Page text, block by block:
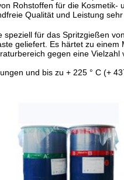
Rohstoffen für die Kosmetik-
Qualität und Leistung
für das Spritzgießen
geliefert. Es härtet zu einem
gegen eine
und bis zu + 225 ° C (+